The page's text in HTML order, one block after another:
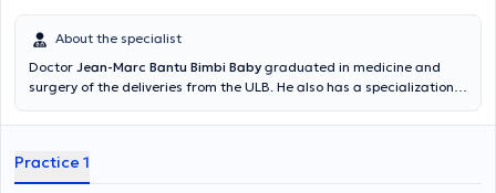
About the specialist
Doctor Jean-Marc Bantu Bimbi Baby graduated in medicine and
surgery of the deliveries from the ULB. He also has a specialization
echocardiography at the University of Paris 12 - UPEC. Doctor Bantu
cardiovascular disease and in the cardiovascular evaluation of the
athlete. He's a cardiologist accredited in Brussels Heart Center and
Practice 1